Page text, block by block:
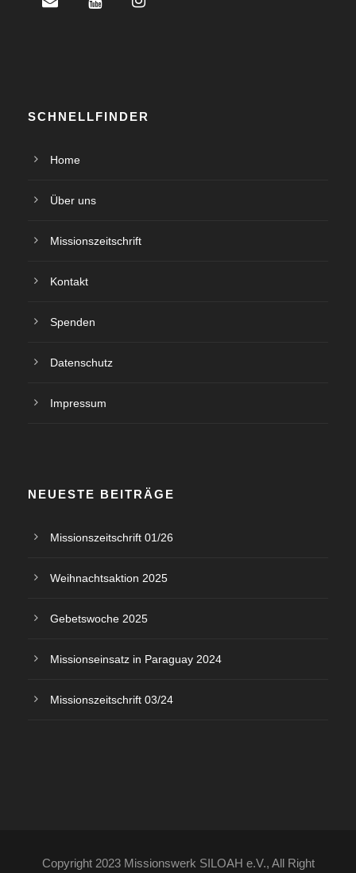
SCHNELLFINDER
Home
Über uns
Missionszeitschrift
Kontakt
Spenden
Datenschutz
Impressum
NEUESTE BEITRÄGE
Missionszeitschrift 01/26
Weihnachtsaktion 2025
Gebetswoche 2025
Missionseinsatz in Paraguay 2024
Missionszeitschrift 03/24
Copyright 2023 Missionswerk SILOAH e.V., All Right